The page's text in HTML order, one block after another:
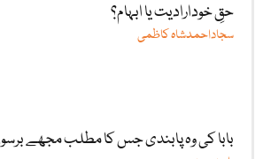
حقِ خودارادیت یا ابہام؟
سجاداحمدشاہ کاظمی
بابا کی وہ پابندی جس کا مطلب مجھے